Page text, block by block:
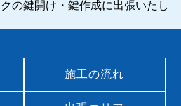
施工の流れ